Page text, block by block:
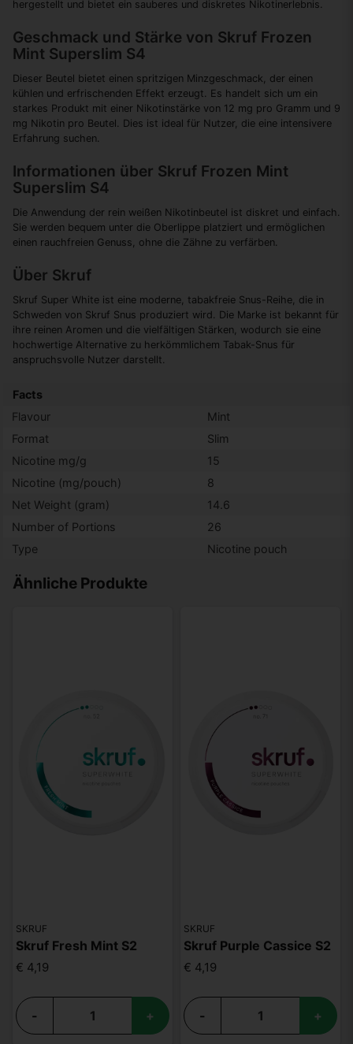
Ähnliche Produkte
SKRUF
Skruf Fresh Mint S2
€ 4,19
- +
SKRUF
Skruf Purple Cassice S2
€ 4,19
- +
hergestellt und bietet ein sauberes und diskretes Nikotinerlebnis.
Geschmack und Stärke von Skruf Frozen
Mint Superslim S4
Dieser Beutel bietet einen spritzigen Minzgeschmack, der einen
kühlen und erfrischenden Effekt erzeugt. Es handelt sich um ein
starkes Produkt mit einer Nikotinstärke von 12 mg pro Gramm und 9
mg Nikotin pro Beutel. Dies ist ideal für Nutzer, die eine intensivere
Erfahrung suchen.
Informationen über Skruf Frozen Mint
Superslim S4
Die Anwendung der rein weißen Nikotinbeutel ist diskret und einfach.
Sie werden bequem unter die Oberlippe platziert und ermöglichen
einen rauchfreien Genuss, ohne die Zähne zu verfärben.
Über Skruf
Skruf Super White ist eine moderne, tabakfreie Snus-Reihe, die in
Schweden von Skruf Snus produziert wird. Die Marke ist bekannt für
ihre reinen Aromen und die vielfältigen Stärken, wodurch sie eine
hochwertige Alternative zu herkömmlichem Tabak-Snus für
anspruchsvolle Nutzer darstellt.
Facts
Flavour
Mint
Format
Slim
Nicotine mg/g
15
Nicotine (mg/pouch)
8
Net Weight (gram)
14.6
Number of Portions
26
Type
Nicotine pouch